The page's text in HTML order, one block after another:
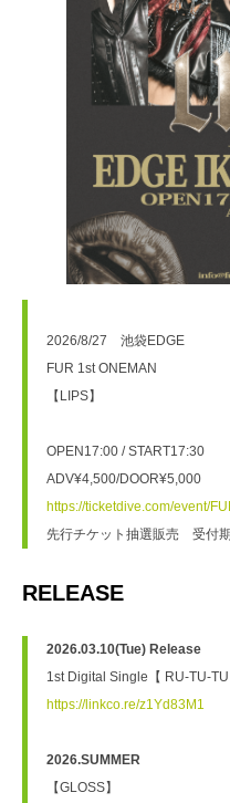
2026/8/27　池袋EDGE
FUR 1st ONEMAN
【LIPS】
OPEN17:00 / START17:30
ADV¥4,500/DOOR¥5,000
https://ticketdive.com/event/
先行チケット抽選販売　受付
RELEASE
2026.03.10(Tue) Release
1st Digital Single【 RU-TU-TU
https://linkco.re/z1Yd83M1
2026.SUMMER
【GLOSS】